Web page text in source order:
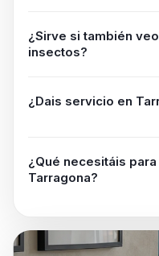
¿Sirve si también
insectos?
¿Dais servicio en
¿Qué necesitáis
Tarragona?